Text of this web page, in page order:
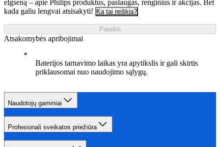
elgseną – apie Philips produktus, paslaugas, renginius ir akcijas. Bet
kada galiu lengvai atsisakyti! Ką tai reiškia?
Pateikti
Atsakomybės apribojimai
Baterijos tarnavimo laikas yra apytikslis ir gali skirtis
priklausomai nuo naudojimo sąlygų.
Naudotojų gaminiai
Profesionali sveikatos priežiūra